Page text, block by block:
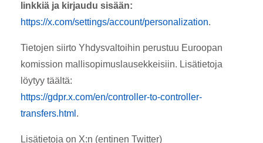
linkkiä ja kirjaudu sisään:
https://x.com/settings/account/personalization.
Tietojen siirto Yhdysvaltoihin perustuu Euroopan
komission mallisopimuslausekkeisiin. Lisätietoja
löytyy täältä:
https://gdpr.x.com/en/controller-to-controller-
transfers.html .
Lisätietoja on X:n (entinen Twitter)